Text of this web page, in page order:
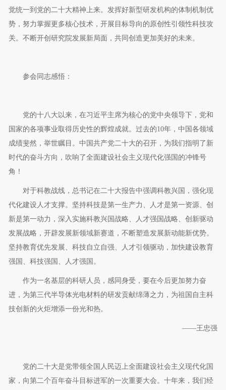
觉统一到党的二十大精神上来。发挥好新型研发机构的体制机制优
势，努力掌握更多核心技术，开展目标导向的原创性引领性科技攻
关。不断开创研究院发展新局面，共同创造更加美好的未来。
参会同志感悟：
党的十八大以来，在习近平主席为核心的党中央领导下，党和
国家的各项事业取得历史性的辉煌成就。过去的10年，中国各领域
成绩斐然，举世瞩目。中国共产党二十大的召开，为我们指明了新
时代的奋斗方向，吹响了全面建设社会主义现代化强国的冲锋号
角！
对于科教战线，总书记在二十大报告中强调科教兴国，强化现
代化建设人才支撑。坚持科技是第一生产力、人才是第一资源、创
新是第一动力，深入实施科教兴国战略、人才强国战略、创新驱动
发展战略，开辟发展新领域新赛道，不断塑造发展新动能新优势。
坚持教育优先发展、科技自立自强、人才引领驱动，加快建设教育
强国、科技强国、人才强国。
作为一名基层的科研人员，感同身受，要在今后更加努力奋
进，为第三代半导体光电材料的研发贡献绵薄之力，为祖国自主科
技创新的火炬增添一份光和热。
——王忠强
党的二十大是党带领全国人民迈上全面建设社会主义现代化国
家，向第二个百年奋斗目标进军的一次重要大会。十年来，我们经